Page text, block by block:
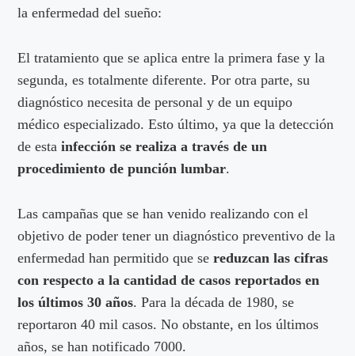
la enfermedad del sueño:
El tratamiento que se aplica entre la primera fase y la
segunda, es totalmente diferente. Por otra parte, su
diagnóstico necesita de personal y de un equipo
médico especializado. Esto último, ya que la detección
de estainfección se realiza a través de un
procedimiento de punción lumbar.
Las campañas que se han venido realizando con el
objetivo de poder tener un diagnóstico preventivo de la
enfermedad han permitido que sereduzcan las cifras
con respecto a la cantidad de casos reportados en
los últimos 30 años. Para la década de 1980, se
reportaron 40 mil casos. No obstante, en los últimos
años, se han notificado 7000.